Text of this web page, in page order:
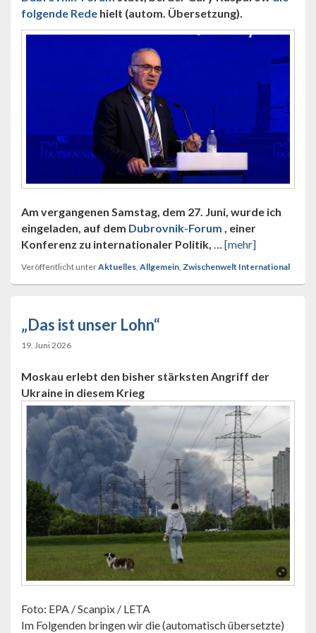
folgende Rede hielt (autom. Übersetzung).
Am vergangenen Samstag, dem 27. Juni, wurde ich
eingeladen, auf dem Dubrovnik-Forum
, einer
Konferenz zu internationaler Politik,
[mehr]
Veröffentlicht unterAktuelles Allgemein Zwischenwelt International
„Das ist unser Lohn“
19. Juni 2026
Moskau erlebt den bisher stärksten Angriff der
Ukraine in diesem Krieg
Foto: EPA / Scanpix / LETA
Im Folgenden bringen wir die (automatisch übersetzte)